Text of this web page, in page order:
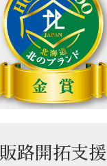
販路開拓支援